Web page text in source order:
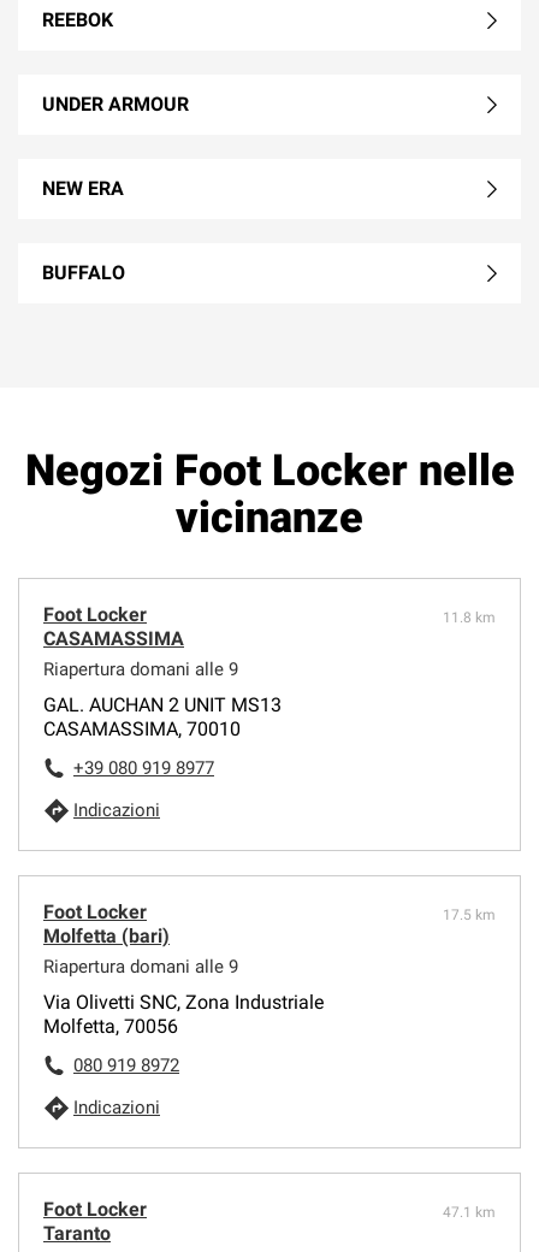
REEBOK
UNDER ARMOUR
NEW ERA
BUFFALO
Negozi Foot Locker nelle
vicinanze
Foot Locker
CASAMASSIMA
Riapertura domani alle 9
11.8 km
GAL. AUCHAN 2 UNIT MS13
CASAMASSIMA, 70010
+39 080 919 8977
Indicazioni
Foot Locker
Molfetta (bari)
Riapertura domani alle 9
17.5 km
Via Olivetti SNC, Zona Industriale
Molfetta, 70056
080 919 8972
Indicazioni
Foot Locker
Taranto
47.1 km